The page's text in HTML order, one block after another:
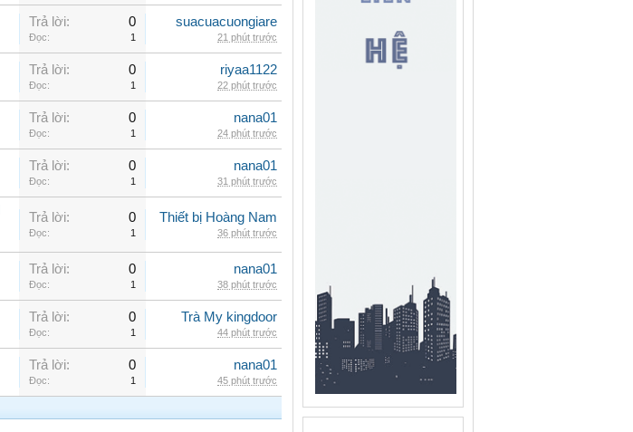
Trả lời: 0
Đọc: 1
suacuacuongiare
21 phút trước
Trả lời: 0
Đọc: 1
riyaa1122
22 phút trước
Trả lời: 0
Đọc: 1
nana01
24 phút trước
Trả lời: 0
Đọc: 1
nana01
31 phút trước
Trả lời: 0
Đọc: 1
Thiết bị Hoàng Nam
36 phút trước
Trả lời: 0
Đọc: 1
nana01
38 phút trước
Trả lời: 0
Đọc: 1
Trà My kingdoor
44 phút trước
Trả lời: 0
Đọc: 1
nana01
45 phút trước